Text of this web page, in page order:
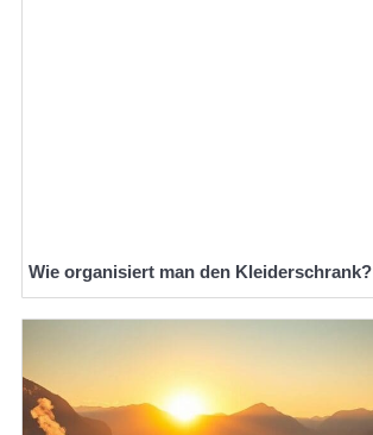
Wie organisiert man den Kleiderschrank?